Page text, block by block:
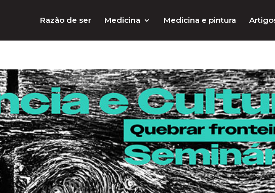
Razão de ser Medicina Medicina e pintura